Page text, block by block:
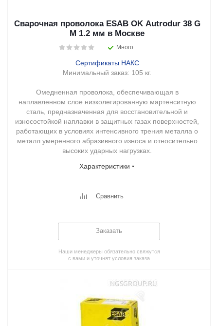
Сварочная проволока ESAB OK Autrodur 38 G
M 1.2 мм в Москве
Много
Сертификаты НАКС
Минимальный заказ: 105 кг.
Омедненная проволока, обеспечивающая в
наплавленном слое низколегированную мартенситную
сталь, предназначенная для восстановительной и
износостойкой наплавки в защитных газах поверхностей,
работающих в условиях интенсивного трения металла о
металл умеренного абразивного износа и относительно
высоких ударных нагрузках.
Характеристики
Сравнить
Заказать
Наши менеджеры обязательно свяжутся
с вами и уточнят условия заказа